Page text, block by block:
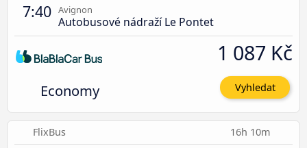
7:40 Avignon
Autobusové nádraží Le Pontet
Economy
1 087 Kč
Vyhledat
FlixBus 16h 10m